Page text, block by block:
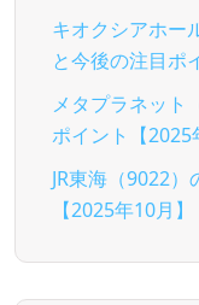
キオクシアホー
と今後の注目ポ
メタプラネット
ポイント【2025
JR東海（9022
【2025年10月】